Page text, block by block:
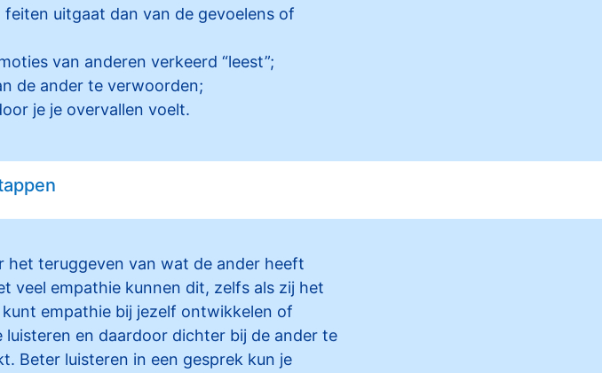
uitgaat dan van de gevoelens of
van anderen verkeerd “leest”;
de ander te verwoorden;
je je overvallen voelt.
het teruggeven van wat de ander heeft
veel empathie kunnen dit, zelfs als zij het
empathie bij jezelf ontwikkelen of
en daardoor dichter bij de ander te
Beter luisteren in een gesprek kun je